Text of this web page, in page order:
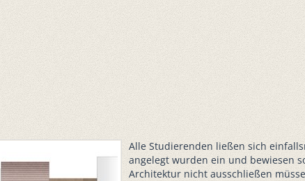
Alle Studierenden ließen sich
angelegt wurden ein und bewiesen
Architektur nicht ausschließen